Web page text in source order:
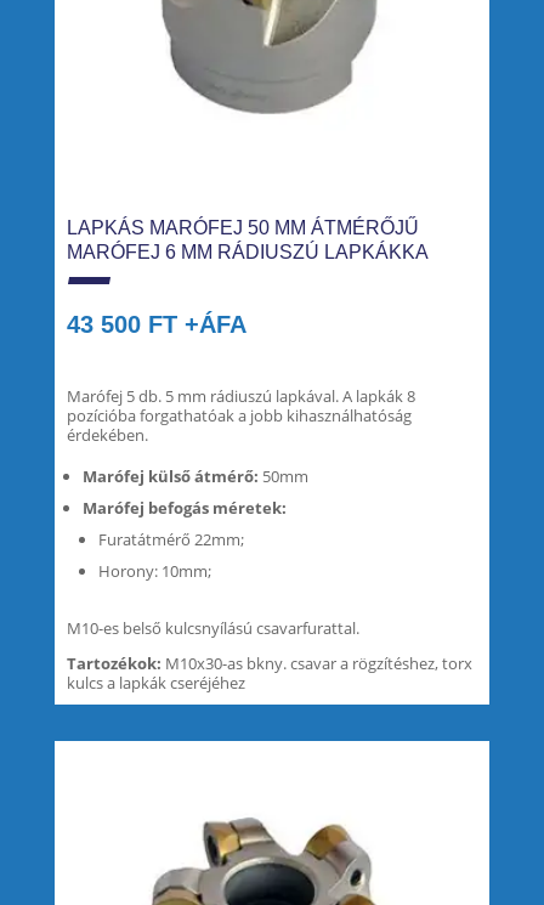
LAPKÁS MARÓFEJ 50 MM ÁTMÉRŐJŰ
MARÓFEJ 6 MM RÁDIUSZÚ LAPKÁKKA
43 500 FT +ÁFA
Marófej 5 db. 5 mm rádiuszú lapkával. A lapkák 8
pozícióba forgathatóak a jobb kihasználhatóság
érdekében.
Marófej külső átmérő: 50mm
Marófej befogás méretek:
Furatátmérő 22mm;
Horony: 10mm;
M10-es belső kulcsnyílású csavarfurattal.
Tartozékok: M10x30-as bkny. csavar a rögzítéshez, torx
kulcs a lapkák cseréjéhez